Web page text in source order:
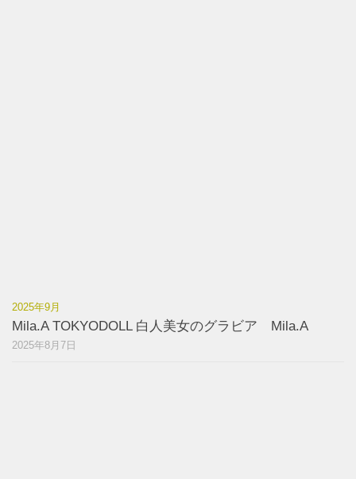
2025年9月
Mila.A TOKYODOLL 白人美女のグラビア Mila.A
2025年8月7日